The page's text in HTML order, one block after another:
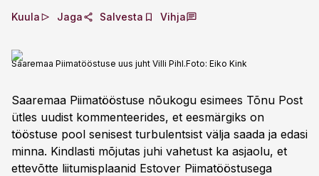
Kuula Jaga Salvesta Vihja
Saaremaa Piimatööstuse uus juht Villi Pihl.Foto: Eiko Kink
Saaremaa Piimatööstuse nõukogu esimees Tõnu Post
ütles uudist kommenteerides, et eesmärgiks on
tööstuse pool senisest turbulentsist välja saada ja edasi
minna. Kindlasti mõjutas juhi vahetust ka asjaolu, et
ettevõtte liitumisplaanid Estover Piimatööstusega